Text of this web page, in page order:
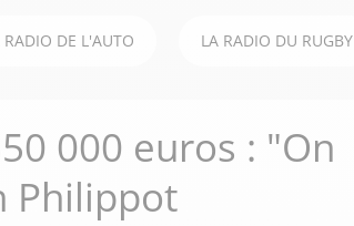
RADIO DE L'AUTO LA RADIO DU RUGBY
000 euros : "On
Philippot